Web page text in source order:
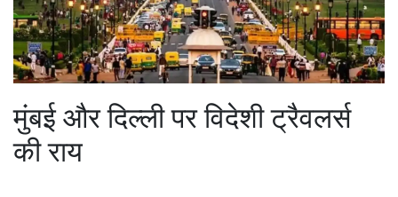
मुंबई और दिल्ली पर विदेशी ट्रैवलर्स
की राय